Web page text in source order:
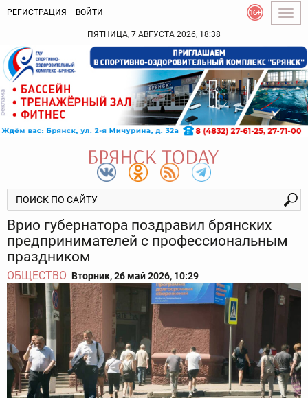
РЕГИСТРАЦИЯ ВОЙТИ
ПЯТНИЦА, 7 АВГУСТА 2026, 18:38
Врио губернатора поздравил брянских
предпринимателей с профессиональным
праздником
ОБЩЕСТВО Вторник, 26 май 2026, 10:29